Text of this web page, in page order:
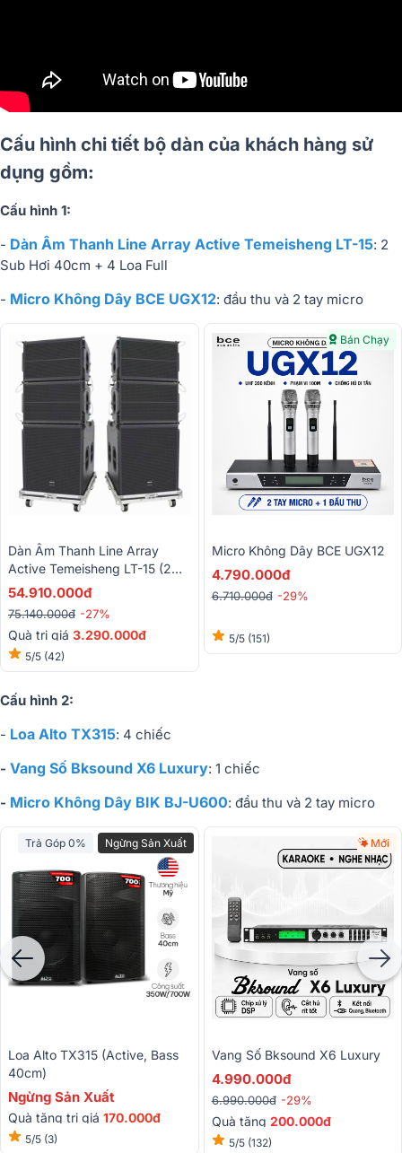
Cấu hình chi tiết bộ dàn của khách hàng sử
dụng gồm:
Cấu hình 1:
- Dàn Âm Thanh Line Array Active Temeisheng LT-15: 2
Sub Hơi 40cm + 4 Loa Full
- Micro Không Dây BCE UGX12: đầu thu và 2 tay micro
Dàn Âm Thanh Line Array
Active Temeisheng LT-15 (2
Sub Hơi 40cm + 4 Loa Full)
54.910.000đ
75.140.000đ -27%
Quà trị giá 3.290.000đ
5/5 (42)
Bán Chạy
Micro Không Dây BCE UGX12
4.790.000đ
6.710.000đ -29%
5/5 (151)
Cấu hình 2:
- Loa Alto TX315: 4 chiếc
- Vang Số Bksound X6 Luxury: 1 chiếc
- Micro Không Dây BIK BJ-U600: đầu thu và 2 tay micro
Trả Góp 0% Ngừng Sản Xuất
Loa Alto TX315 (active, Bass
40cm)
Ngừng Sản Xuất
Quà tặng trị giá 170.000đ
5/5 (3)
Mới
Vang Số Bksound X6 Luxury
4.990.000đ
6.990.000đ -29%
Quà tặng 200.000đ
5/5 (132)